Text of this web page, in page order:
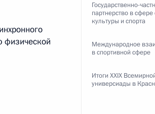
физической
Государственно-
партнерство в
культуры и спорта
Международное
в спортивной сфере
Итоги XXIX
универсиады в